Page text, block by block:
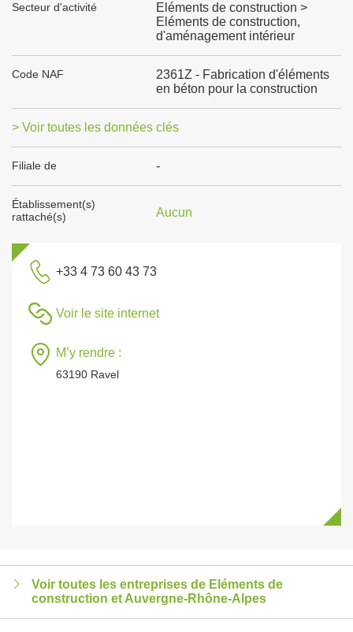
Secteur d'activité
Eléments de construction >
Eléments de construction,
d'aménagement intérieur
Code NAF
2361Z - Fabrication d'éléments
en béton pour la construction
> Voir toutes les données clés
Filiale de -
Établissement(s)
rattaché(s)
Aucun
+33 4 73 60 43 73
Voir le site internet
M’y rendre :
63190 Ravel
Voir toutes les entreprises de Eléments de
construction et Auvergne-Rhône-Alpes